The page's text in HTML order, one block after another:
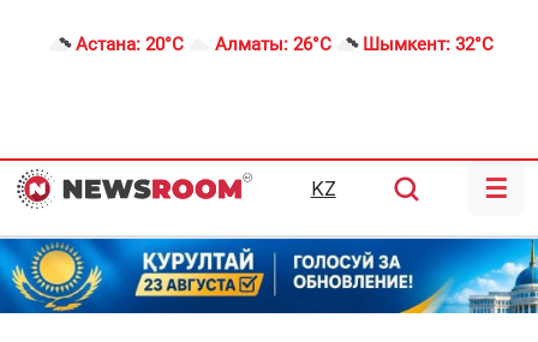
Астана: 20°C Алматы: 26°C Шымкент: 32°C
KZ ☰